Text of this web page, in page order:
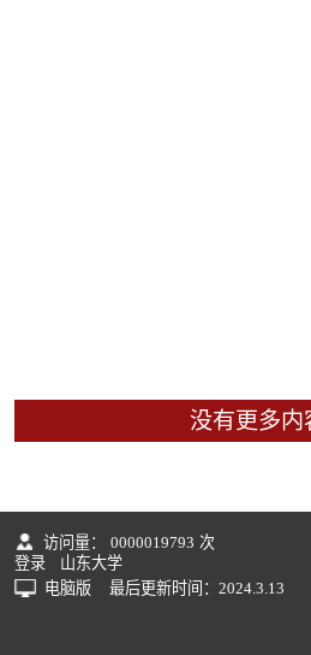
没有更多内
访问量： 0000019793 次
登录
山东大学
电脑版
最后更新时间： 2024. 3 13